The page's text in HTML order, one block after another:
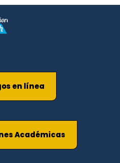
en línea
Académicas